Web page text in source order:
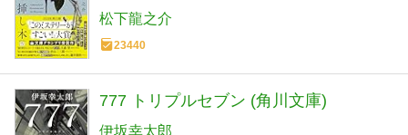
松下龍之介
23440
777 トリプルセブン (角川文庫)
伊坂幸太郎